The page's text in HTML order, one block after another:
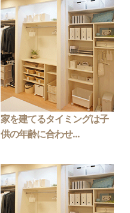
家を建てるタイミングは子
供の年齢に合わせ...